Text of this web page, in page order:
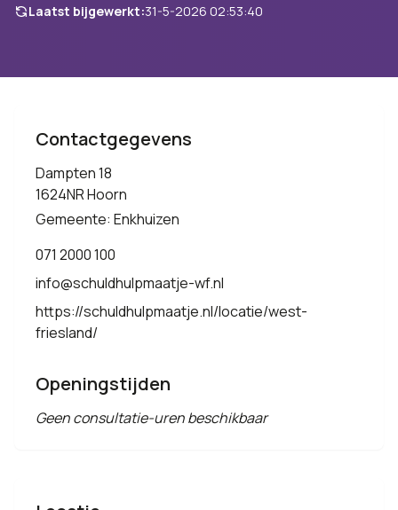
Laatst bijgewerkt:31-5-2026 02:53:40
Contactgegevens
Dampten 18
1624NR Hoorn
Gemeente: Enkhuizen
071 2000 100
info@schuldhulpmaatje-wf.nl
https://schuldhulpmaatje.nl/locatie/west-
friesland/
Openingstijden
Geen consultatie-uren beschikbaar